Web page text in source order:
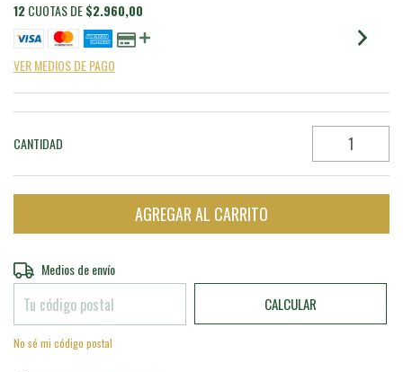
12CUOTAS DE$2.960,00
VER MEDIOS DE PAGO
CANTIDAD
Entregas para el CP:
Medios de envío
CALCULAR
No sé mi código postal